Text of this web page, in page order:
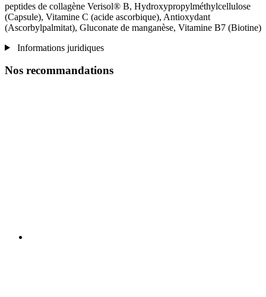
peptides de collagène Verisol® B, Hydroxypropylméthylcellulose
(Capsule), Vitamine C (acide ascorbique), Antioxydant
(Ascorbylpalmitat), Gluconate de manganèse, Vitamine B7 (Biotine)
Informations juridiques
Nos recommandations